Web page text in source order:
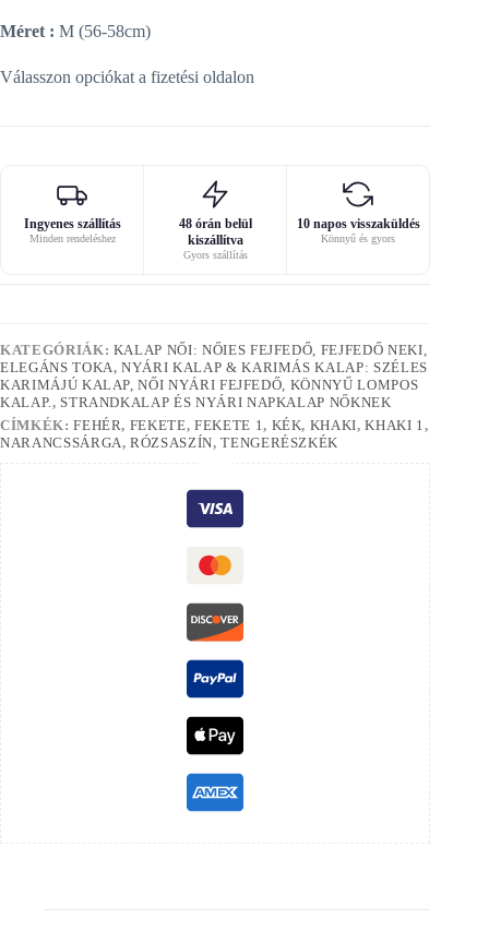
Méret : M (56-58cm)
Válasszon opciókat a fizetési oldalon
Ingyenes szállítás
Minden rendeléshez
48 órán belül
kiszállítva
Gyors szállítás
10 napos visszaküldés
Könnyű és gyors
KATEGÓRIÁK: KALAP NŐI: NŐIES FEJFEDŐ, FEJFEDŐ NEKI,
ELEGÁNS TOKA,NYÁRI KALAP & KARIMÁS KALAP: SZÉLES
KARIMÁJÚ KALAP, NŐI NYÁRI FEJFEDŐ, KÖNNYŰ LOMPOS
KALAP. , STRANDKALAP ÉS NYÁRI NAPKALAP NŐKNEK
CÍMKÉK:FEHÉR, FEKETE, FEKETE 1, KÉK, KHAKI,KHAKI 1 ,
NARANCSSÁRGA,RÓZSASZÍN,TENGERÉSZKÉK